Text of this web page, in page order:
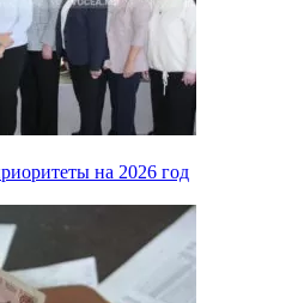
на 2026 год